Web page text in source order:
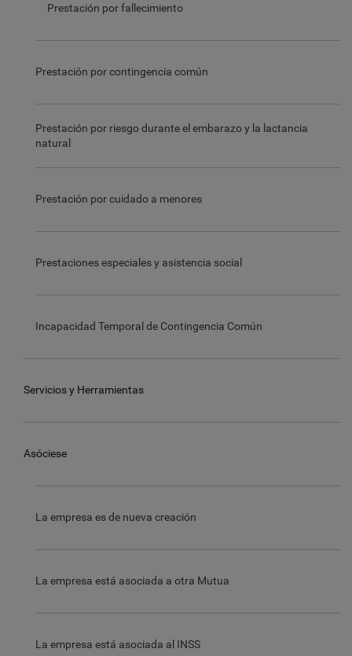
Prestación por fallecimiento
Prestación por contingencia común
Prestación por riesgo durante el embarazo y la lactancia
natural
Prestación por cuidado a menores
Prestaciones especiales y asistencia social
Incapacidad Temporal de Contingencia Común
Servicios y Herramientas
Asóciese
La empresa es de nueva creación
La empresa está asociada a otra Mutua
La empresa está asociada al INSS